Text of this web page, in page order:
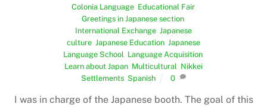
Colonia Language, Educational Fair,
Greetings in Japanese section,
International Exchange Japanese
culture Japanese Education Japanese
Language School Language Acquisition,
Learn about Japan Multicultural Nikkei
Settlements, Spanish 0
I was in charge of the Japanese booth. The goal of this